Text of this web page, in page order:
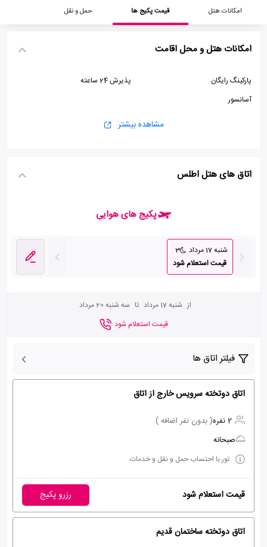
امکانات هتل قیمت پکیج ها حمل و نقل
امکانات هتل و محل اقامت
پارکینگ رایگان
پذیرش 24 ساعته
آسانسور
مشاهده بیشتر
اتاق های هتل اطلس
پکیج های هوایی
شنبه 17 مرداد
3
قیمت استعلام شود
از شنبه 17 مرداد تا سه شنبه 20 مرداد
قیمت استعلام شود
فیلتر اتاق ها
اتاق دوتخته سرویس خارج از اتاق
2 نفره
( بدون نفر اضافه )
صبحانه
تور با احتساب حمل و نقل و خدمات
قیمت استعلام شود رزرو پکیج
اتاق دوتخته ساختمان قدیم